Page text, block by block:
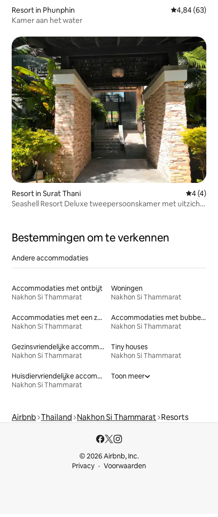
Resort in Phunphin Gemiddelde
4,84 (63)
Kamer aan het water
Resort in Surat Thani
4 (4)
Seashell Resort Deluxe tweepersoonskamer met uitzicht
Bestemmingen om te verkennen
Andere accommodaties
Accommodaties met ontbijt
Nakhon Si Thammarat
Woningen
Nakhon Si Thammarat
Accommodaties met een zwembad
Nakhon Si Thammarat
Accommodaties met bubbelbad
Nakhon Si Thammarat
Gezinsvriendelijke accommodaties
Nakhon Si Thammarat
Tiny houses
Nakhon Si Thammarat
Huisdiervriendelijke accommodaties
Nakhon Si Thammarat
Toon meer
Airbnb Thailand Nakhon Si Thammarat Resorts
© 2026 Airbnb, Inc.
Privacy
Voorwaarden